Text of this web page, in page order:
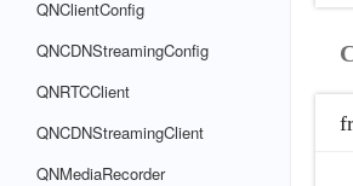
QNClientConfig
QNCDNStreamingConfig
QNRTCClient
QNCDNStreamingClient
QNMediaRecorder